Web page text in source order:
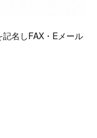
名しFAX・Eメール